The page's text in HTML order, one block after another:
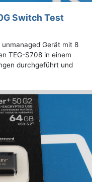
Switch Test
Gerät mit 8
TEG-S708 in einem
durchgeführt und